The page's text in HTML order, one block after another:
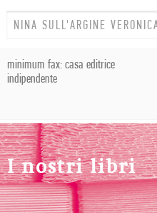
minimum fax: casa editrice
indipendente
I nostri libri